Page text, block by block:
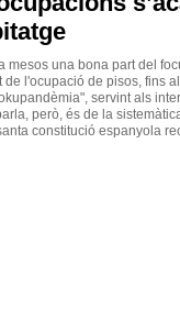
mesos una bona part del
de l'ocupació de pisos, fins
servint als
però, és de la
constitució espanyola